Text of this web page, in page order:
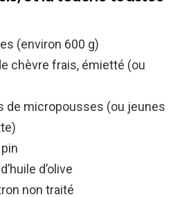
(environ 600 g)
chèvre frais, émietté (ou
de micropousses (ou jeunes
d’olive
non traité